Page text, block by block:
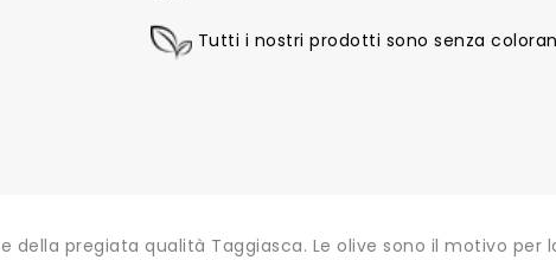
Tutti i nostri prodotti sono senza
pregiata qualità Taggiasca. Le olive sono il motivo per